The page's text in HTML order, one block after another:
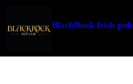
BlackRock Irish pub